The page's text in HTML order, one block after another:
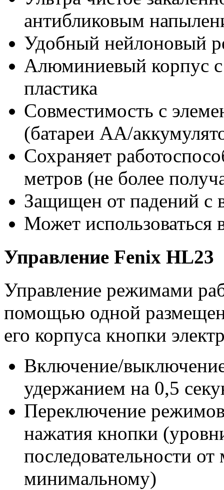
антибликовым
Удобный нейлоновый
Алюминиевый корпус с
пластика
Совместимость c
(батареи АА/
Сохраняет
метров (не более
Защищен от падений с
Может использоваться
Управление Fenix HL23
Управление режимами
помощью одной
его корпуса кнопки
Включение/
удержанием на 0,5
Переключение
нажатия кнопки
последовательности
минимальному)